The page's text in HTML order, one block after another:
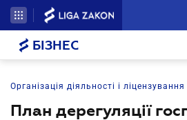
БІЗНЕС
Організація діяльності і ліцензування
План дерегуляції